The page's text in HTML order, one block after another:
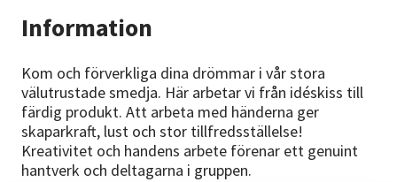
Information
Kom och förverkliga dina drömmar i vår stora
välutrustade smedja. Här arbetar vi från idéskiss till
färdig produkt. Att arbeta med händerna ger
skaparkraft, lust och stor tillfredsställelse!
Kreativitet och handens arbete förenar ett genuint
hantverk och deltagarna i gruppen.